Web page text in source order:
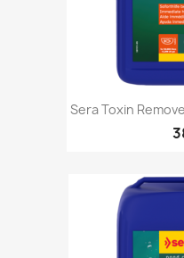
Sera Toxin